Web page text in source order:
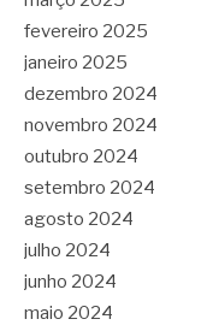
fevereiro 2025
janeiro 2025
dezembro 2024
novembro 2024
outubro 2024
setembro 2024
agosto 2024
julho 2024
junho 2024
maio 2024